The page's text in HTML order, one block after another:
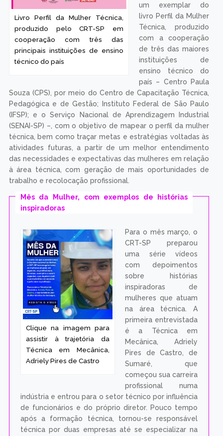
Livro Perfil da Mulher Técnica,
produzido pelo CRT-SP em
cooperação com três das
principais instituições de ensino
técnico do país
um exemplar do
livro Perfil da Mulher
Técnica, produzido
com a cooperação
de três das maiores
instituições de
ensino técnico do
país – Centro Paula
Souza (CPS), por meio do Centro de Capacitação Técnica,
Pedagógica e de Gestão; Instituto Federal de São Paulo
(IFSP); e o Serviço Nacional de Aprendizagem Industrial
(SENAI-SP) –, com o objetivo de mapear o perfil da mulher
técnica, bem como traçar metas e estratégias voltadas às
atividades futuras, a partir de um melhor entendimento
das necessidades e expectativas das mulheres em relação
à área técnica, com geração de mais oportunidades de
trabalho e recolocação profissional.
Mês da Mulher, com exemplos de histórias
inspiradoras
Clique na imagem para
assistir à trajetória da
Técnica em Mecânica,
Adriely Pires de Castro
Para o mês março, o
CRT-SP preparou
uma série vídeos
com depoimentos
sobre histórias
inspiradoras de
mulheres que atuam
na área técnica. A
primeira entrevistada
é a Técnica em
Mecânica, Adriely
Pires de Castro, de
Sumaré, que
começou sua carreira
profissional numa
indústria e entrou para o setor técnico por influência
de funcionários e do próprio diretor. Pouco tempo
após a formação técnica, tornou-se responsável
técnica por duas empresas até se especializar na